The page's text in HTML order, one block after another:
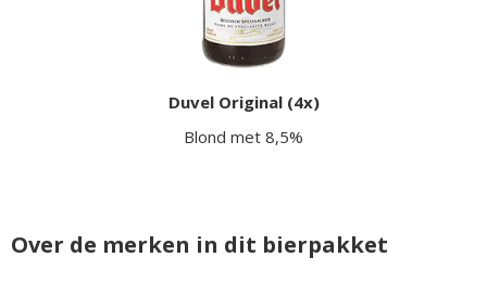
Duvel Original (4x)
Blond met 8,5%
Over de merken in dit bierpakket